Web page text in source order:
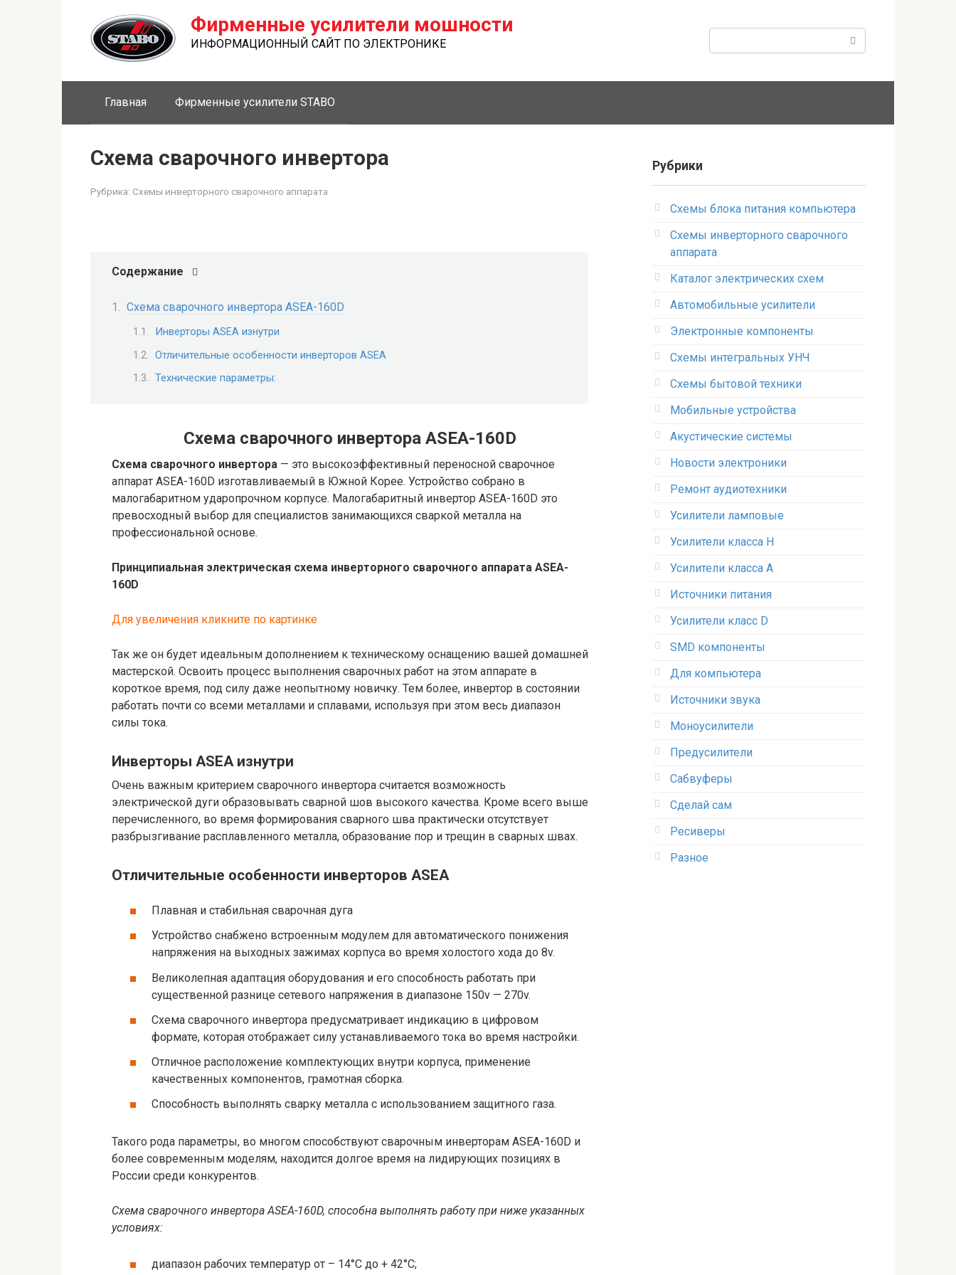
Фирменные усилители мошности
ИНФОРМАЦИОННЫЙ САЙТ ПО ЭЛЕКТРОНИКЕ
Главная Фирменные усилители STABO
Схема сварочного инвертора
Рубрика: Схемы инверторного сварочного аппарата
Содержание
Схема сварочного инвертора ASEA-160D
Инверторы ASEA изнутри
Отличительные особенности инверторов ASEA
Технические параметры:
Схема сварочного инвертора ASEA-160D
Схема сварочного инвертора — это высокоэффективный переносной сварочное
аппарат ASEA-160D изготавливаемый в Южной Корее. Устройство собрано в
малогабаритном ударопрочном корпусе. Малогабаритный инвертор ASEA-160D это
превосходный выбор для специалистов занимающихся сваркой металла на
профессиональной основе.
Принципиальная электрическая схема инверторного сварочного аппарата ASEA-
160D
Для увеличения кликните по картинке
Так же он будет идеальным дополнением к техническому оснащению вашей домашней
мастерской. Освоить процесс выполнения сварочных работ на этом аппарате в
короткое время, под силу даже неопытному новичку. Тем более, инвертор в состоянии
работать почти со всеми металлами и сплавами, используя при этом весь диапазон
силы тока.
Инверторы ASEA изнутри
Очень важным критерием сварочного инвертора считается возможность
электрической дуги образовывать сварной шов высокого качества. Кроме всего выше
перечисленного, во время формирования сварного шва практически отсутствует
разбрызгивание расплавленного металла, образование пор и трещин в сварных швах.
Отличительные особенности инверторов ASEA
Плавная и стабильная сварочная дуга
Устройство снабжено встроенным модулем для автоматического понижения
напряжения на выходных зажимах корпуса во время холостого хода до 8v.
Великолепная адаптация оборудования и его способность работать при
существенной разнице сетевого напряжения в диапазоне 150v — 270v.
Схема сварочного инвертора предусматривает индикацию в цифровом
формате, которая отображает силу устанавливаемого тока во время настройки.
Отличное расположение комплектующих внутри корпуса, применение
качественных компонентов, грамотная сборка.
Способность выполнять сварку металла с использованием защитного газа.
Такого рода параметры, во многом способствуют сварочным инверторам ASEA-160D и
более современным моделям, находится долгое время на лидирующих позициях в
России среди конкурентов.
Схема сварочного инвертора ASEA-160D, способна выполнять работу при ниже указанных
условиях:
диапазон рабочих температур от – 14°С до + 42°C;
Рубрики
Схемы блока питания компьютера
Схемы инверторного сварочного
аппарата
Каталог электрических схем
Автомобильные усилители
Электронные компоненты
Схемы интегральных УНЧ
Схемы бытовой техники
Мобильные устройства
Акустические системы
Новости электроники
Ремонт аудиотехники
Усилители ламповые
Усилители класса H
Усилители класса А
Источники питания
Усилители класс D
SMD компоненты
Для компьютера
Источники звука
Моноусилители
Предусилители
Сабвуферы
Сделай сам
Ресиверы
Разное